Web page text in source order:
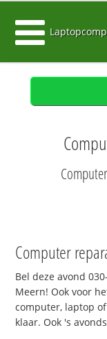
Computer
Bel deze avond
Meern! Ook voor
computer, laptop
klaar. Ook 's